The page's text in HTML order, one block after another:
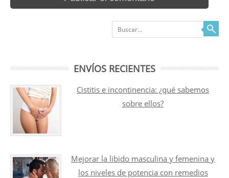
Buscar
ENVÍOS RECIENTES
Cistitis e incontinencia: ¿qué sabemos
sobre ellos?
Mejorar la libido masculina y femenina y
los niveles de potencia con remedios